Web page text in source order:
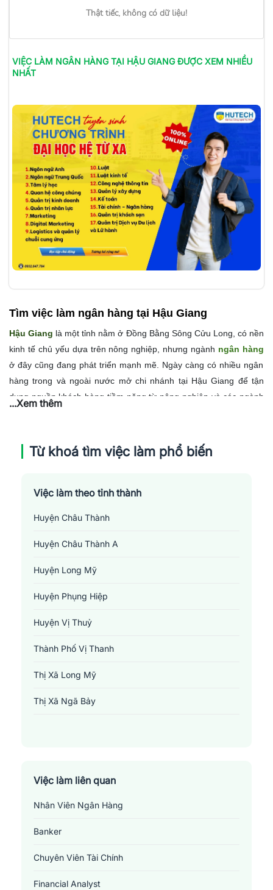
Thật tiếc, không có dữ liệu!
VIỆC LÀM NGÂN HÀNGTẠI HẬU GIANGĐƯỢC XEM NHIỀU
NHẤT
Tìm việc làm ngân hàng tại Hậu Giang
Hậu Giang là một tỉnh nằm ở Đồng Bằng Sông Cửu Long, có nền
kinh tế chủ yếu dựa trên nông nghiệp, nhưng ngành ngân hàng
ở đây cũng đang phát triển mạnh mẽ. Ngày càng có nhiều ngân
hàng trong và ngoài nước mở chi nhánh tại Hậu Giang để tận
dụng nguồn khách hàng tiềm năng từ nông nghiệp và các ngành
Những công việc yêu cầu như giao dịch viên, nhân viên tư vấn tài
chính, chuyên viên tín dụng và quản lý chi nhánh đều đòi hỏi kỹ
tốt các quy định của pháp luật về ngân hàng và tài chính, cũng
Việc tuyển dụng thường xuyên diễn ra với nhiều cơ hội cho các
ứng viên có kỹ năng và kiến thức phù hợp, nhưng cũng đòi hỏi sự
động, nhiệt tình và có tinh thần trách nhiệm cao trong công việc.
Những vị trí việc làm liên quan đến ngành ngân
...Xem thêm
Từ khoá tìm việc làm phổ biến
Việc làm theo tỉnh thành
Huyện Châu Thành
Huyện Châu Thành A
Huyện Long Mỹ
Huyện Phụng Hiệp
Huyện Vị Thuỷ
Thành Phố Vị Thanh
Thị Xã Long Mỹ
Thị Xã Ngã Bảy
Việc làm liên quan
Nhân Viên Ngân Hàng
Banker
Chuyên Viên Tài Chính
Financial Analyst